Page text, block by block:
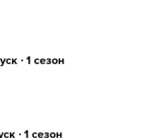
∙ 1 сезон
∙ 1 сезон